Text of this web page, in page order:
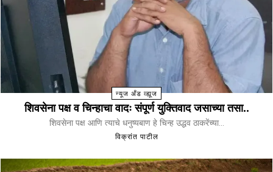
न्यूज अँड व्ह्यूज
शिवसेना पक्ष व चिन्हाचा वादः संपूर्ण युक्तिवाद जसाच्या तसा..
शिवसेना पक्ष आणि त्याचे धनुष्यबाण हे चिन्ह उद्धव ठाकरेंच्या...
विक्रांत पाटील